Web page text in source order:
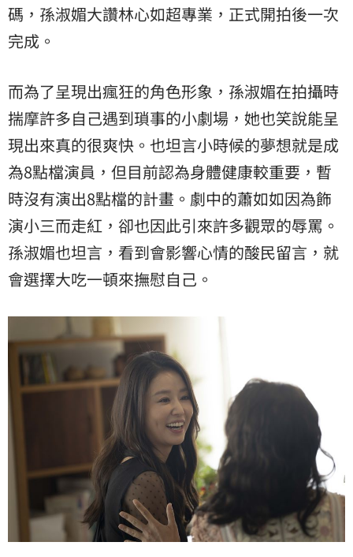
碼，孫淑媚大讚林心如超專業，正式開拍後一次
完成。
而為了呈現出瘋狂的角色形象，孫淑媚在拍攝時
揣摩許多自己遇到瑣事的小劇場，她也笑說能呈
現出來真的很爽快。也坦言小時候的夢想就是成
為8點檔演員，但目前認為身體健康較重要，暫
時沒有演出8點檔的計畫。劇中的蕭如如因為飾
演小三而走紅，卻也因此引來許多觀眾的辱罵。
孫淑媚也坦言，看到會影響心情的酸民留言，就
會選擇大吃一頓來撫慰自己。